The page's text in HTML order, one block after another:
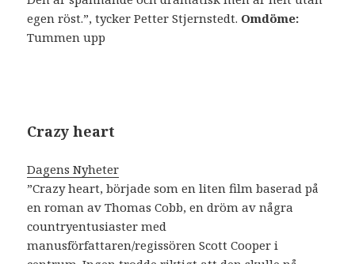
egen röst.”, tycker Petter Stjernstedt. Omdöme:
Tummen upp
Crazy heart
Dagens Nyheter
”Crazy heart, började som en liten film baserad på
en roman av Thomas Cobb, en dröm av några
countryentusiaster med
manusförfattaren/regissören Scott Cooper i